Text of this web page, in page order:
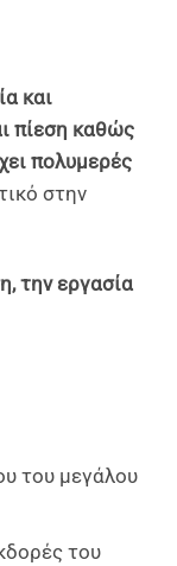
και
πίεση καθώς
πολυμερές
στην
την εργασία
του μεγάλου
του